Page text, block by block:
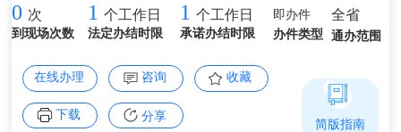
0 次
到现场次数
1 个工作日
法定办结时限
1 个工作日
承诺办结时限
即办件
办件类型
全省
通办范围
在线办理 咨询 收藏
下载 分享 简版指南